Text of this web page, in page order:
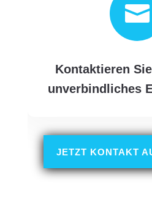

Kontaktieren
unverbindliches
JETZT KONTAKT